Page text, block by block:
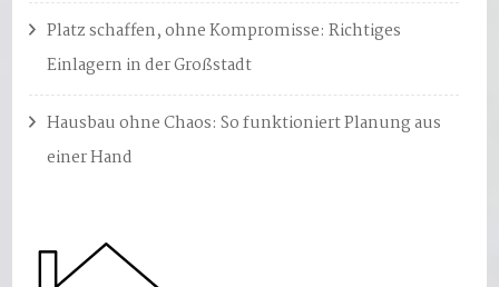
Platz schaffen, ohne Kompromisse: Richtiges
Einlagern in der Großstadt
Hausbau ohne Chaos: So funktioniert Planung aus
einer Hand